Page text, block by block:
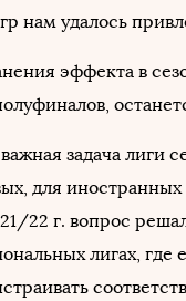
нам удалось
эффекта в
задача лиги
для иностранных
22 г. вопрос
лигах, где